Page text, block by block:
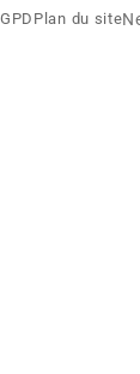
Plan du site